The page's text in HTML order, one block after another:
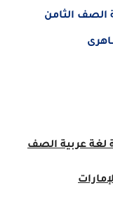
الصف الثامن
لغة عربية الصف